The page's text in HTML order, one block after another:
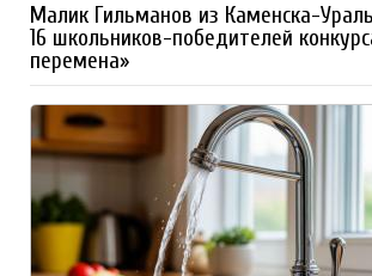
Малик Гильманов из Каменска-
16 школьников-победителей
перемена»